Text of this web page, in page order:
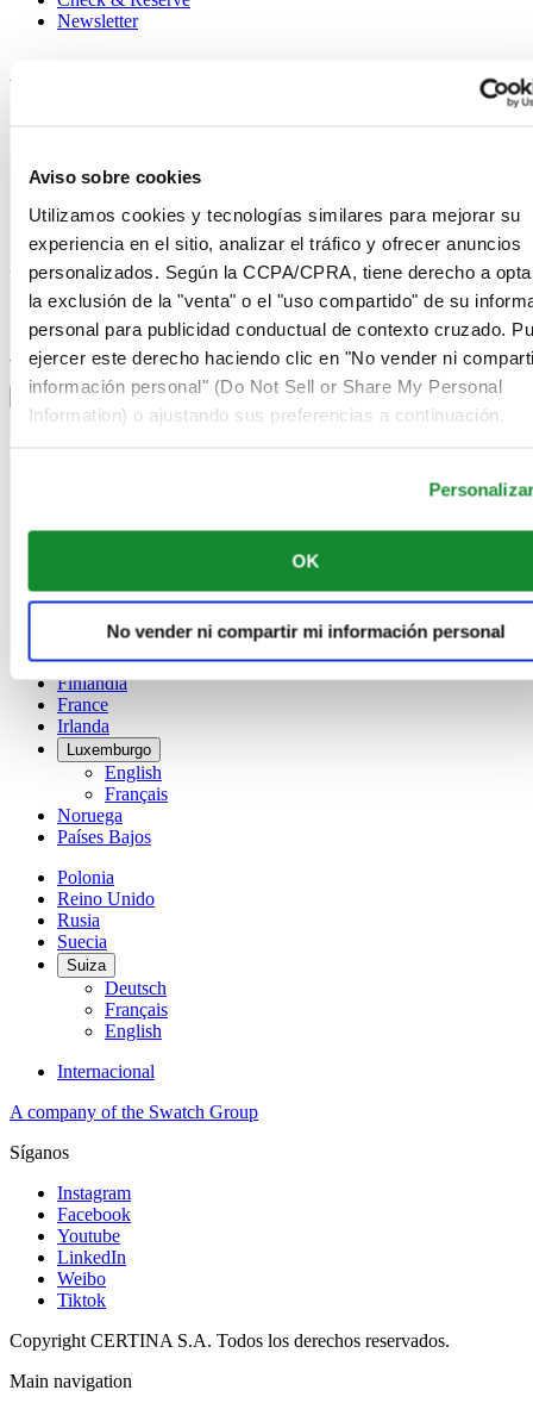
Aviso sobre cookies
Utilizamos cookies y tecnologías similares para mejorar su
experiencia en el sitio, analizar el tráfico y ofrecer anuncios
personalizados. Según la CCPA/CPRA, tiene derecho a
la exclusión de la "venta" o el "uso compartido" de su
personal para publicidad conductual de contexto cruzado.
ejercer este derecho haciendo clic en "No vender ni
información personal" (Do Not Sell or Share My Personal
Information) o ajustando sus preferencias a continuación.
OK
No vender ni compartir mi información personal
Newsletter
Condiciones de venta
Desistimiento del contrato
Sistema de información
Únase al club Certina
Suscríbase para recibir información exclusiva
Suscríbase
Seleccionar país/región
Alternador de idioma
Français
简体中文
Dinamarca
España
Finlandia
France
Irlanda
Luxemburgo
English
Français
Noruega
Países Bajos
Polonia
Reino Unido
Rusia
Suecia
Suiza
Deutsch
Français
English
Internacional
A company of the Swatch Group
Síganos
Instagram
Facebook
Youtube
LinkedIn
Weibo
Tiktok
Copyright CERTINA S.A. Todos los derechos reservados.
Main navigation